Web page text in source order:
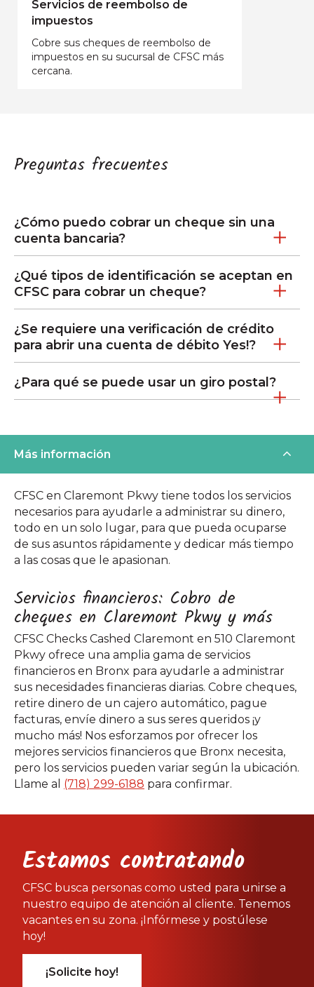
Servicios de reembolso de
impuestos
Cobre sus cheques de reembolso de
impuestos en su sucursal de CFSC más
cercana.
Preguntas frecuentes
¿Cómo puedo cobrar un cheque sin una
cuenta bancaria?
¿Qué tipos de identificación se aceptan en
CFSC para cobrar un cheque?
¿Se requiere una verificación de crédito
para abrir una cuenta de débito Yes!?
¿Para qué se puede usar un giro postal?
Más información
CFSC en Claremont Pkwy tiene todos los servicios
necesarios para ayudarle a administrar su dinero,
todo en un solo lugar, para que pueda ocuparse
de sus asuntos rápidamente y dedicar más tiempo
a las cosas que le apasionan.
Servicios financieros: Cobro de
cheques en Claremont Pkwy y más
CFSC Checks Cashed Claremont en 510 Claremont
Pkwy ofrece una amplia gama de servicios
financieros en Bronx para ayudarle a administrar
sus necesidades financieras diarias. Cobre cheques,
retire dinero de un cajero automático, pague
facturas, envíe dinero a sus seres queridos ¡y
mucho más! Nos esforzamos por ofrecer los
mejores servicios financieros que Bronx necesita,
pero los servicios pueden variar según la ubicación.
Llame al (718) 299-6188 para confirmar.
Estamos contratando
CFSC busca personas como usted para unirse a
nuestro equipo de atención al cliente. Tenemos
vacantes en su zona. ¡Infórmese y postúlese
hoy!
¡Solicite hoy!